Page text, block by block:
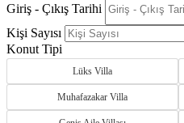
Giriş - Çıkış Tarihi
Kişi Sayısı
Konut Tipi
Lüks Villa
Muhafazakar Villa